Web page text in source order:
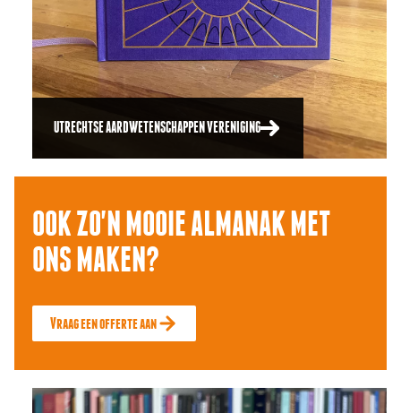
UTRECHTSE AARDWETENSCHAPPEN VERENIGING
OOK ZO'N MOOIE ALMANAK MET
ONS MAKEN?
Vraag een offerte aan